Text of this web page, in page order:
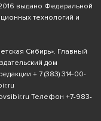
выдано Федеральной
технологий и
Сибирь». Главный
дом
+ 7 (383) 314-00-
Телефон +7-983-